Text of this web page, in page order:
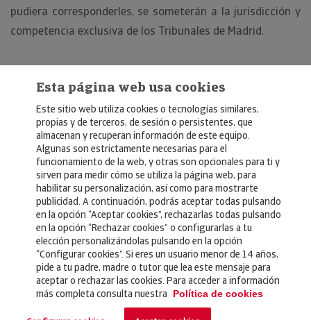
pudiera corresponderles, se someterán a la jurisdicción y
competencia exclusiva de los Tribunales de Madrid.
© Copyright 2026, Crédito y Caución
Aviso Legal
Política de Privacidad
RGPD
Política de Cookies
Seguros
Noticias
Esta página web usa cookies
Este sitio web utiliza cookies o tecnologías similares,
propias y de terceros, de sesión o persistentes, que
almacenan y recuperan información de este equipo.
Algunas son estrictamente necesarias para el
funcionamiento de la web, y otras son opcionales para ti y
sirven para medir cómo se utiliza la página web, para
habilitar su personalización, así como para mostrarte
publicidad. A continuación, podrás aceptar todas pulsando
en la opción “Aceptar cookies”, rechazarlas todas pulsando
en la opción “Rechazar cookies” o configurarlas a tu
elección personalizándolas pulsando en la opción
“Configurar cookies”. Si eres un usuario menor de 14 años,
pide a tu padre, madre o tutor que lea este mensaje para
aceptar o rechazar las cookies. Para acceder a información
más completa consulta nuestra
Política de cookies